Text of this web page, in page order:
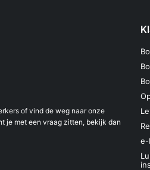
of vind de weg naar onze
je met een vraag zitten, bekijk dan
e-